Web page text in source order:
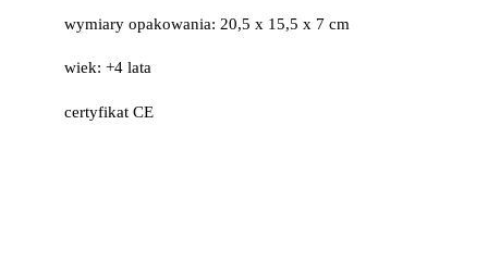
wymiary opakowania: 20,5 x 15,5 x 7 cm
wiek: +4 lata
certyfikat CE